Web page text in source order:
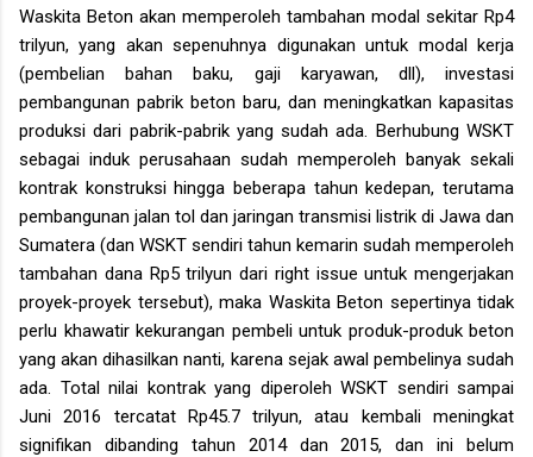
Waskita Beton akan memperoleh tambahan modal sekitar Rp4
trilyun, yang akan sepenuhnya digunakan untuk modal kerja
(pembelian bahan baku, gaji karyawan, dll), investasi
pembangunan pabrik beton baru, dan meningkatkan kapasitas
produksi dari pabrik-pabrik yang sudah ada. Berhubung WSKT
sebagai induk perusahaan sudah memperoleh banyak sekali
kontrak konstruksi hingga beberapa tahun kedepan, terutama
pembangunan jalan tol dan jaringan transmisi listrik di Jawa dan
Sumatera (dan WSKT sendiri tahun kemarin sudah memperoleh
tambahan dana Rp5 trilyun dari right issue untuk mengerjakan
proyek-proyek tersebut), maka Waskita Beton sepertinya tidak
perlu khawatir kekurangan pembeli untuk produk-produk beton
yang akan dihasilkan nanti, karena sejak awal pembelinya sudah
ada. Total nilai kontrak yang diperoleh WSKT sendiri sampai
Juni 2016 tercatat Rp45.7 trilyun, atau kembali meningkat
signifikan dibanding tahun 2014 dan 2015, dan ini belum